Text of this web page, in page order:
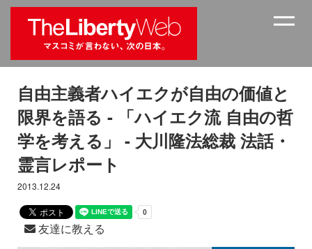
自由主義者ハイエクが自由の価値と
限界を語る - 「ハイエク流 自由の哲
学を考える」 - 大川隆法総裁 法話・
霊言レポート
2013.12.24
友達に教える